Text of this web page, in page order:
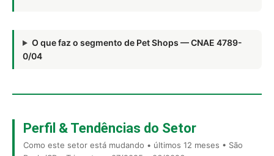
O que faz o segmento de Pet Shops — CNAE 4789-
0/04
Perfil & Tendências do Setor
Como este setor está mudando • últimos 12 meses • São